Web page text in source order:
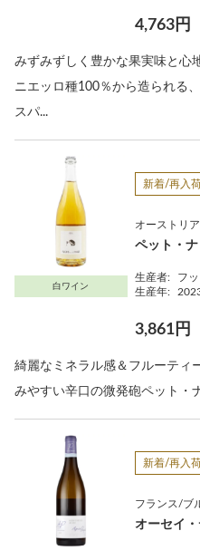
4,763円
みずみずしく豊かな果実味と心
ニエッロ種100％から造られる
スパ...
白ワイン
新着/再入
オーストリ
ペット・
生産者:
フ
生産年:
3,861円
綺麗なミネラル感＆フルーティ
みやすい辛口の微発砲ペット・
新着/再入
フランス/ブ
オーセイ